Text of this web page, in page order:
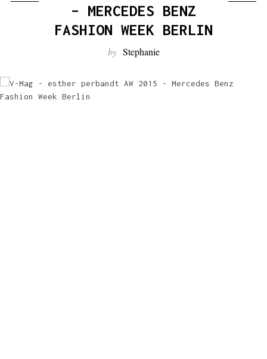
– MERCEDES BENZ
FASHION WEEK BERLIN
by Stephanie